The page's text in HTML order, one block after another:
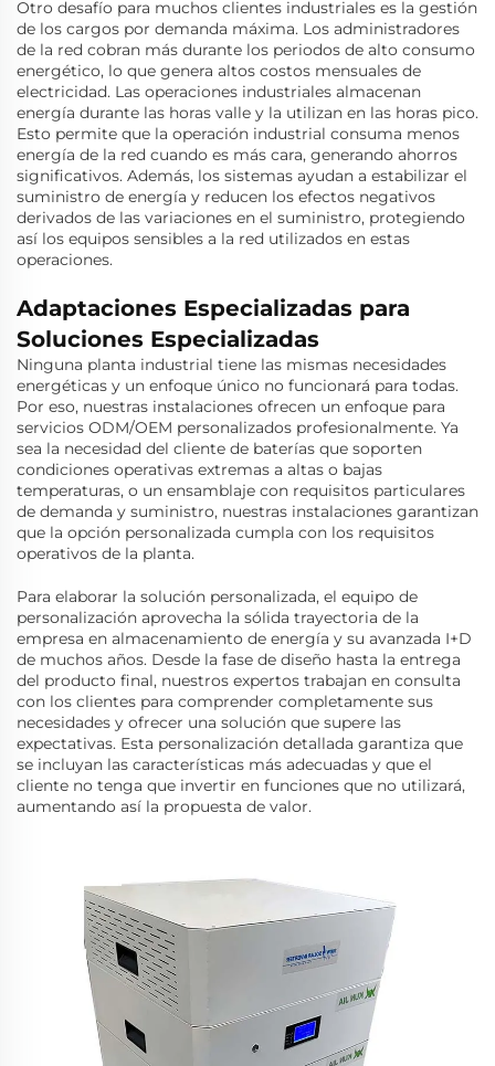
Otro desafío para muchos clientes industriales es la gestión
de los cargos por demanda máxima. Los administradores
de la red cobran más durante los periodos de alto consumo
energético, lo que genera altos costos mensuales de
electricidad. Las operaciones industriales almacenan
energía durante las horas valle y la utilizan en las horas pico.
Esto permite que la operación industrial consuma menos
energía de la red cuando es más cara, generando ahorros
significativos. Además, los sistemas ayudan a estabilizar el
suministro de energía y reducen los efectos negativos
derivados de las variaciones en el suministro, protegiendo
así los equipos sensibles a la red utilizados en estas
operaciones.
Adaptaciones Especializadas para
Soluciones Especializadas
Ninguna planta industrial tiene las mismas necesidades
energéticas y un enfoque único no funcionará para todas.
Por eso, nuestras instalaciones ofrecen un enfoque para
servicios ODM/OEM personalizados profesionalmente. Ya
sea la necesidad del cliente de baterías que soporten
condiciones operativas extremas a altas o bajas
temperaturas, o un ensamblaje con requisitos particulares
de demanda y suministro, nuestras instalaciones garantizan
que la opción personalizada cumpla con los requisitos
operativos de la planta.
Para elaborar la solución personalizada, el equipo de
personalización aprovecha la sólida trayectoria de la
empresa en almacenamiento de energía y su avanzada I+D
de muchos años. Desde la fase de diseño hasta la entrega
del producto final, nuestros expertos trabajan en consulta
con los clientes para comprender completamente sus
necesidades y ofrecer una solución que supere las
expectativas. Esta personalización detallada garantiza que
se incluyan las características más adecuadas y que el
cliente no tenga que invertir en funciones que no utilizará,
aumentando así la propuesta de valor.